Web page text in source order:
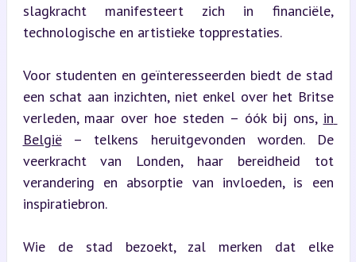
slagkracht manifesteert zich in financiële,
technologische en artistieke topprestaties.
Voor studenten en geïnteresseerden biedt de stad
een schat aan inzichten, niet enkel over het Britse
verleden, maar over hoe steden – óók bij ons, in
België – telkens heruitgevonden worden. De
veerkracht van Londen, haar bereidheid tot
verandering en absorptie van invloeden, is een
inspiratiebron.
Wie de stad bezoekt, zal merken dat elke